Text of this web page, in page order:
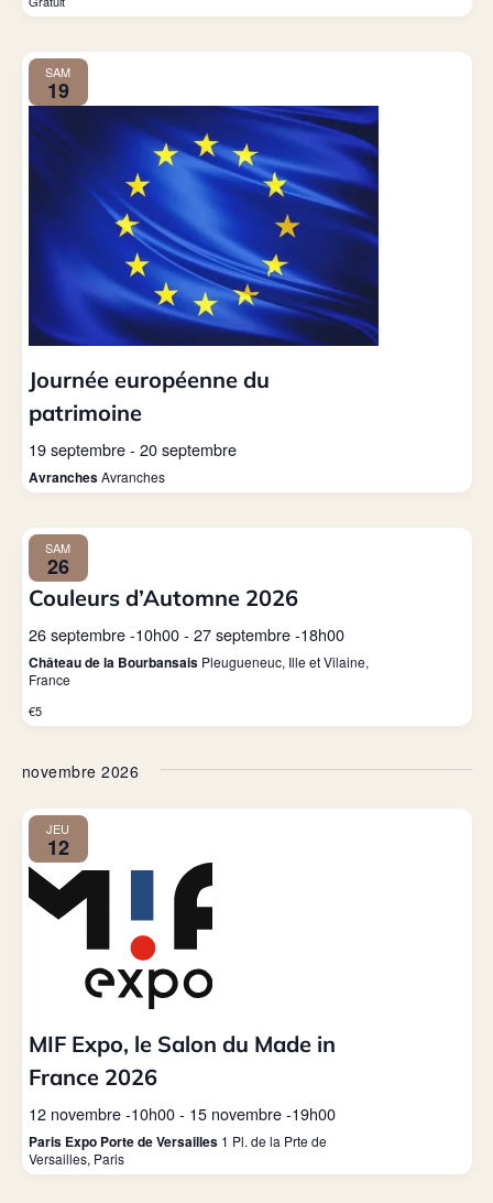
SAM
19
Journée européenne du
patrimoine
19 septembre- 20 septembre
AvranchesAvranches
SAM
26
Couleurs d’Automne 2026
26 septembre -10h00- 27 septembre -18h00
Château de la Bourbansais Pleugueneuc, Ille et Vilaine,
France
€5
novembre 2026
JEU
12
MIF Expo, le Salon du Made in
France 2026
12 novembre -10h00- 15 novembre -19h00
Paris Expo Porte de Versailles 1 Pl. de la Prte de
Versailles, Paris